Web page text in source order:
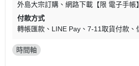
外島大宗訂購
網路下載【限 電子手帳】
付款方式
轉帳匯款
LINE Pay 7-11取貨付款
時間軸